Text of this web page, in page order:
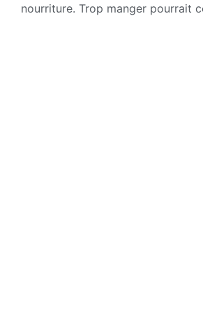
nourriture. Trop manger pourrait